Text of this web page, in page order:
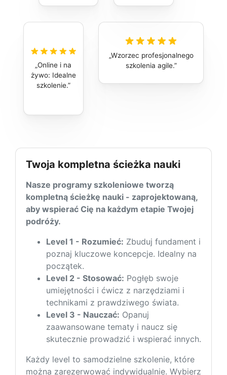
Online i na
żywo: Idealne
szkolenie.
Wzorzec profesjonalnego
szkolenia agile.
Twoja kompletna ścieżka nauki
Nasze programy szkoleniowe tworzą
kompletną ścieżkę nauki - zaprojektowaną,
aby wspierać Cię na każdym etapie Twojej
podróży.
Level 1 - Rozumieć: Zbuduj fundament i
poznaj kluczowe koncepcje. Idealny na
początek.
Level 2 - Stosować: Pogłęb swoje
umiejętności i ćwicz z narzędziami i
technikami z prawdziwego świata.
Level 3 - Nauczać: Opanuj
zaawansowane tematy i naucz się
skutecznie prowadzić i wspierać innych.
Każdy level to samodzielne szkolenie, które
można zarezerwować indywidualnie. Wybierz